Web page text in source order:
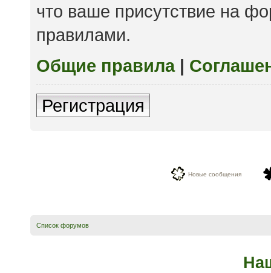
что ваше присутствие на
правилами.
Общие правила|
Регистрация
Новые сообщения
Список форумов